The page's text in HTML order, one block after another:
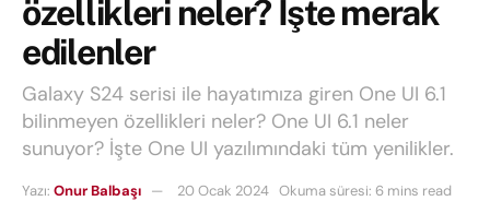
özellikleri neler? İşte merak
edilenler
Galaxy S24 serisi ile hayatımıza giren One UI 6.1
bilinmeyen özellikleri neler? One UI 6.1 neler
sunuyor? İşte One UI yazılımındaki tüm yenilikler.
Yazı: Onur Balbaşı 20 Ocak 2024 Okuma süresi: 6 mins read